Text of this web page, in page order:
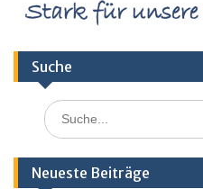
Suche
Search
for:
Neueste Beiträge